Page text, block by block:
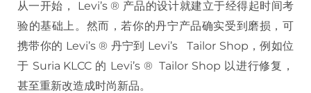
从一开始， Levi’s ® 产品的设计就建立于经得起时间考
验的基础上。然而，若你的丹宁产品确实受到磨损，可
携带你的 Levi’s ® 丹宁到 Levi’s Tailor Shop，例如位
于 Suria KLCC 的 Levi’s ® Tailor Shop 以进行修复，
甚至重新改造成时尚新品。